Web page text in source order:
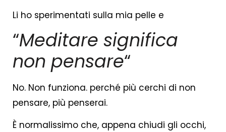
Li ho sperimentati sulla mia pelle e
“Meditare significa
non pensare“
No. Non funziona. perché più cerchi di non
pensare, più penserai.
È normalissimo che, appena chiudi gli occhi,